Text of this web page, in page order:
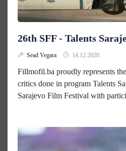
26th SFF - Talents
Sead Vegara 14.12.2020.
Fillmofil.ba proudly represents
critics done in program Talents
Sarajevo Film Festival with